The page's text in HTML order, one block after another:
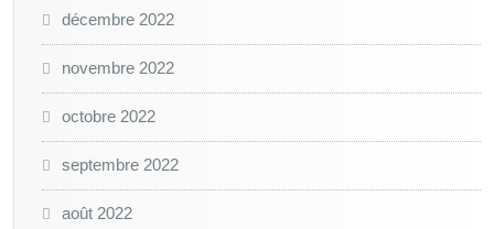
décembre 2022
novembre 2022
octobre 2022
septembre 2022
août 2022